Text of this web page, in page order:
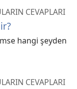
CEVAPLARI
hangi şeyden
CEVAPLARI